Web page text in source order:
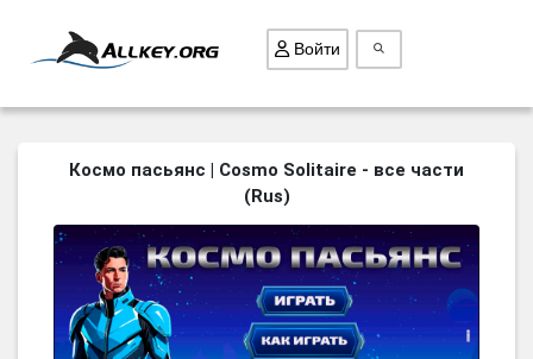
ВСЕ ИГРЫ
ГОЛОВОЛОМКИ
БИЗНЕС
ТРИ-В-РЯД
Войти
Космо пасьянс | Cosmo Solitaire - все части
(Rus)